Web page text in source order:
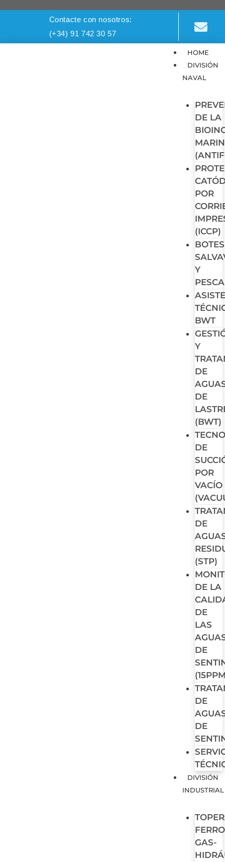
Contacte con nosotros:
(+34) 91 742 30 57
HOME
DIVISIÓN
NAVAL
DE LA
POR
(ICCP)
BOTES
Y
BWT
Y
DE
DE
(BWT)
DE
POR
VACÍO
DE
(STP)
DE LA
DE
LAS
DE
DE
DE
DIVISIÓN
INDUSTRIAL
GAS-